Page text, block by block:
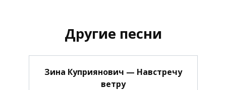
Другие песни
Зина Куприянович — Навстречу
ветру